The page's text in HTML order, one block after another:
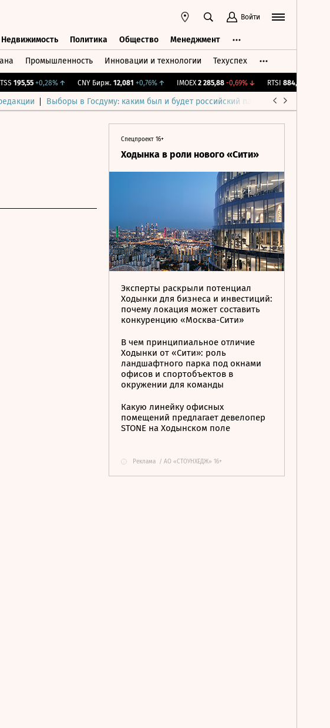
Войти
Недвижимость Политика Общество Менеджмент
Промышленность Инновации и технологии Техуспех
195,55 +0,28%↑ CNY Бирж. 12,081 +0,76%↑ IMOEX 2 285,88 -0,69%↓ RTSI 884,56 -1,27%
Выборы в Госдуму: каким был и будет российский парламент
Спецпроект 16+
Ходынка в роли нового «Сити»
Эксперты раскрыли потенциал
Ходынки для бизнеса и инвестиций:
почему локация может составить
конкуренцию «Москва-Сити»
В чем принципиальное отличие
Ходынки от «Сити»: роль
ландшафтного парка под окнами
офисов и спортобъектов в
окружении для команды
Какую линейку офисных
помещений предлагает девелопер
STONE на Ходынском поле
Реклама / АО «СТОУНХЕДЖ» 16+